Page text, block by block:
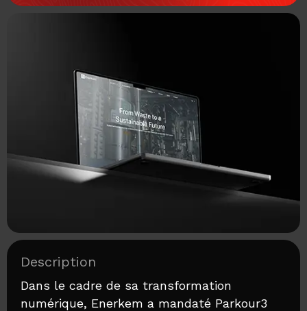
Description
Dans le cadre de sa transformation
numérique, Enerkem a mandaté Parkour3